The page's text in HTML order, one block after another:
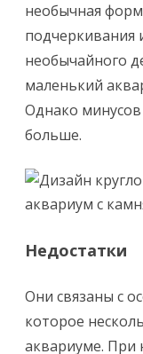
необычная
подчеркивания
необычайного
маленький
Однако минусов
больше.
Недостатки
Они связаны с
которое
аквариуме. При